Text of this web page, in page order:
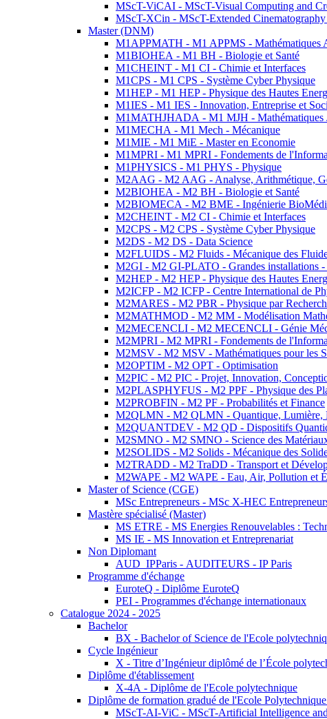
MScT-ViCAI - MScT-Visual Computing and
MScT-XCin - MScT-Extended
Master (DNM)
M1APPMATH - M1 APPMS - Mathématiques
M1BIOHEA - M1 BH - Biologie et Santé
M1CHEINT - M1 CI - Chimie et Interfaces
M1CPS - M1 CPS - Système Cyber Physique
M1HEP - M1 HEP - Physique des Hautes
M1IES - M1 IES - Innovation, Entreprise et
M1MATHJHADA - M1 MJH - Mathématiques
M1MECHA - M1 Mech - Mécanique
M1MIE - M1 MiE - Master en Economie
M1MPRI - M1 MPRI - Fondements de
M1PHYSICS - M1 PHYS - Physique
M2AAG - M2 AAG - Analyse, Arithmétique,
M2BIOHEA - M2 BH - Biologie et Santé
M2BIOMECA - M2 BME - Ingénierie
M2CHEINT - M2 CI - Chimie et Interfaces
M2CPS - M2 CPS - Système Cyber Physique
M2DS - M2 DS - Data Science
M2FLUIDS - M2 Fluids - Mécanique des
M2GI - M2 GI-PLATO - Grandes installations -
M2HEP - M2 HEP - Physique des Hautes
M2ICFP - M2 ICFP - Centre International de
M2MARES - M2 PBR - Physique par
M2MATHMOD - M2 MM - Modélisation
M2MECENCLI - M2 MECENCLI - Génie
M2MPRI - M2 MPRI - Fondements de
M2MSV - M2 MSV - Mathématiques pour les
M2OPTIM - M2 OPT - Optimisation
M2PIC - M2 PIC - Projet, Innovation,
M2PLASPHYFUS - M2 PPF - Physique des
M2PROBFIN - M2 PF - Probabilités et Finance
M2QLMN - M2 QLMN - Quantique, Lumière,
M2QUANTDEV - M2 QD - Dispositifs
M2SMNO - M2 SMNO - Science des
M2SOLIDS - M2 Solids - Mécanique des
M2TRADD - M2 TraDD - Transport et
M2WAPE - M2 WAPE - Eau, Air, Pollution et
Master of Science (CGE)
MSc Entrepreneurs - MSc X-HEC
Mastère spécialisé (Master)
MS ETRE - MS Energies Renouvelables :
MS IE - MS Innovation et Entreprenariat
Non Diplomant
AUD_IPParis - AUDITEURS - IP Paris
Programme d'échange
EuroteQ - Diplôme EuroteQ
PEI - Programmes d'échange internationaux
Catalogue 2024 - 2025
Bachelor
BX - Bachelor of Science de l'Ecole
Cycle Ingénieur
X - Titre d’Ingénieur diplômé de l’École
Diplôme d'établissement
X-4A - Diplôme de l'Ecole polytechnique
Diplôme de formation gradué de l'Ecole
MScT-AI-ViC - MScT-Artificial Intelligence